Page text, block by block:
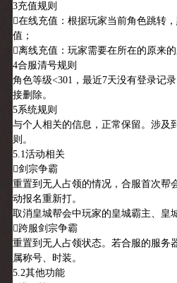
3充值规则
在线充值：根据玩家当前角色跳转
值；
离线充值：玩家需要在所在的原来的
4合服清号规则
角色等级<301，最近7天没有登录记
接删除。
5系统规则
与个人相关的信息，正常保留。涉及
则。
5.1活动相关
剑宗争霸
重置到无人占领的情况，合服首次帮
动报名重新打。
取消皇城帮会中玩家的皇城霸主、皇
跨服剑宗争霸
重置到无人占领状态。若合服的服务
属称号、时装。
5.2其他功能